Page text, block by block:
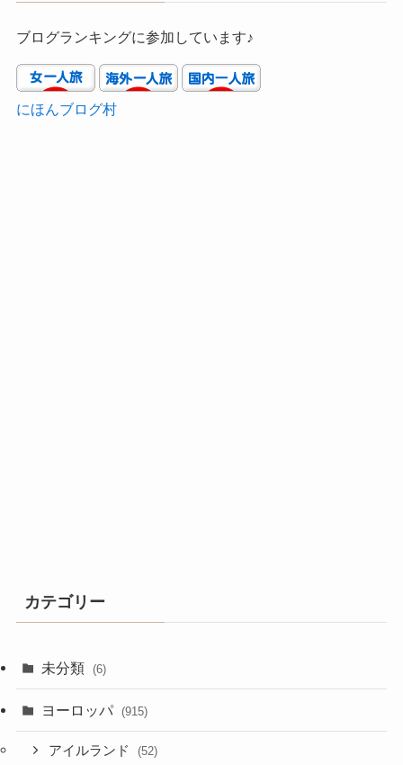
ブログランキングに参加しています♪
にほんブログ村
カテゴリー
未分類 (6)
ヨーロッパ (915)
アイルランド (52)